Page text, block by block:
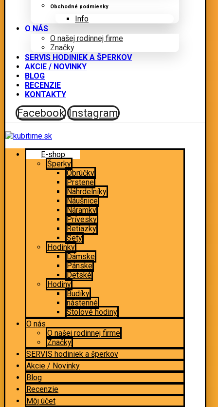
Obchodné podmienky
Info
O NÁS
O našej rodinnej firme
Značky
SERVIS HODINIEK A ŠPERKOV
AKCIE / NOVINKY
BLOG
RECENZIE
KONTAKTY
Facebook Instagram
E-shop
Šperky
Obrúčky
Prstene
Náhrdelníky
Náušnice
Náramky
Prívesky
Retiazky
Sety
Hodinky
Dámske
Pánske
Detské
Hodiny
Budíky
nástenné
Stolové hodiny
O nás
O našej rodinnej firme
Značky
SERVIS hodiniek a šperkov
Akcie / Novinky
Blog
Recenzie
Môj účet